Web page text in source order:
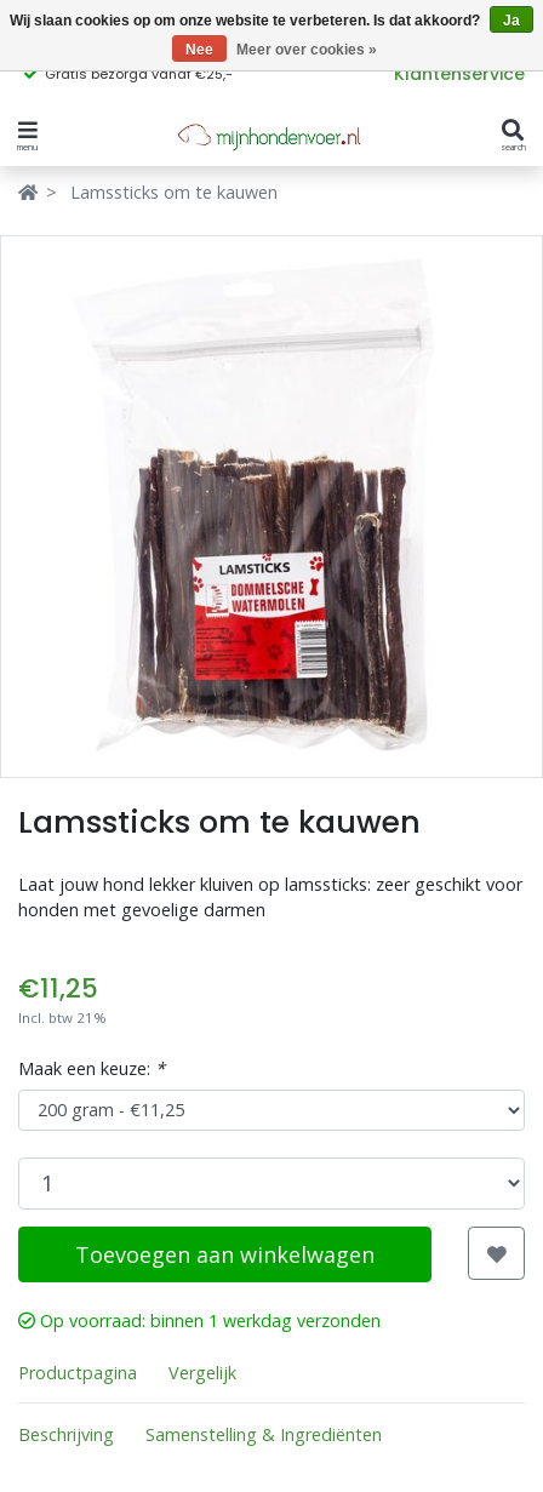
Gratis bezorgd vanaf €25,- Klantenservice
menu search
Verbergen
Merken
Kattenvoer
Supplementen
Ingrediënten
Verbergen
Waar ben je naar op zoek?
producttags
glutenvrij hondenvoer graanvrij hondenvoer
Lamssticks om te kauwen
Lamssticks om te kauwen
Laat jouw hond lekker kluiven op lamssticks: zeer geschikt voor
honden met gevoelige darmen
€11,25
Incl. btw 21%
Maak een keuze: *
Toevoegen aan winkelwagen
Op voorraad: binnen 1 werkdag verzonden
Productpagina Vergelijk
Beschrijving Samenstelling & Ingrediënten
Wij slaan cookies op om onze website te verbeteren. Is dat akkoord?
Ja
Nee
Meer over cookies »